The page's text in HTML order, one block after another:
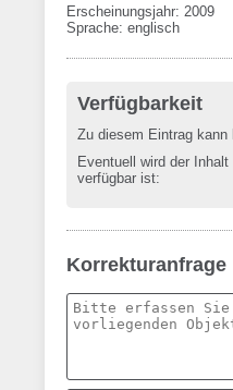
Erscheinungsjahr: 2009
Sprache: englisch
Verfügbarkeit
Zu diesem Eintrag kann
Eventuell wird der
verfügbar ist:
Korrekturanfrage